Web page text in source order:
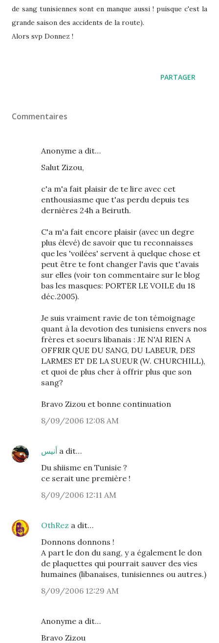
de sang tunisiennes sont en manque aussi ! puisque c'est la
grande saison des accidents de la route).
Alors svp Donnez !
PARTAGER
Commentaires
Anonyme a dit…
Salut Zizou,
c'a m'a fait plaisir de te lire avec cet
enthousiasme que t'as perdu depuis tes
dernières 24h a Beiruth.
C'a m'a fait encore plaisir (avec un degre
plus élevé) de savoir que tu reconnaisses
que les 'voilées' servent à quelque chose et
peut être te font changer l'avis que t'avais
sur elles (voir ton commentaire sur le blog
bas les masques: PORTER LE VOILE du 18
déc.2005).
Je suis vraiment ravie de ton témoignage
quant à la devotion des tunisiens envers nos
frères et soeurs libanais : JE N'AI RIEN A
OFFRIR QUE DU SANG, DU LABEUR, DES
LARMES ET DE LA SUEUR (W. CHURCHILL),
et quoi de plus cher à offrir plus que son
sang?
Bravo Zizou et bonne continuation
8/09/2006 12:08 AM
أنيس a dit…
Du shiisme en Tunisie ?
ce serait une première !
8/09/2006 12:11 AM
OthRez a dit…
Donnons donnons !
A part le don du sang, y a également le don
de plaquettes qui pourrait sauver des vies
humaines (libanaises, tunisiennes ou autres.)
8/09/2006 12:29 AM
Anonyme a dit…
Bravo Zizou